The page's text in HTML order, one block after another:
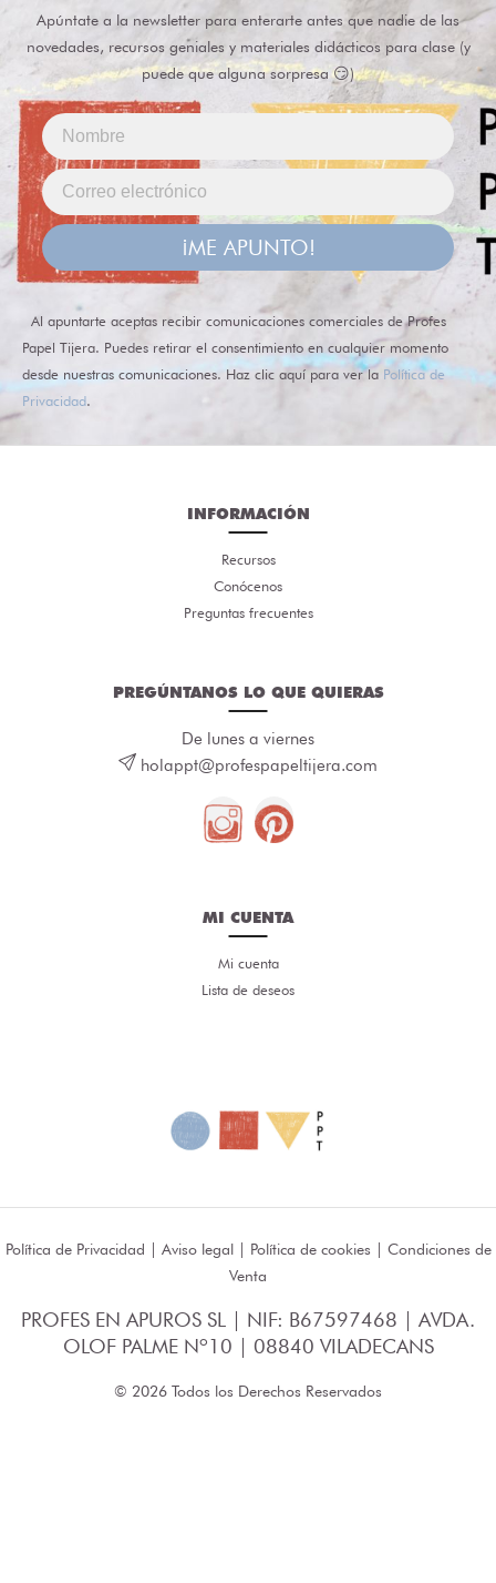
Apúntate a la newsletter para enterarte antes que nadie de las
novedades, recursos geniales y materiales didácticos para clase (y
puede que alguna sorpresa 😏)
¡ME APUNTO!
Al apuntarte aceptas recibir comunicaciones comerciales de Profes
Papel Tijera. Puedes retirar el consentimiento en cualquier momento
desde nuestras comunicaciones. Haz clic aquí para ver la Política de
Privacidad.
INFORMACIÓN
Recursos
Conócenos
Preguntas frecuentes
PREGÚNTANOS LO QUE QUIERAS
De lunes a viernes
holappt@profespapeltijera.com
MI CUENTA
Mi cuenta
Lista de deseos
Política de Privacidad | Aviso legal| Política de cookies | Condiciones de
Venta
PROFES EN APUROS SL | NIF: B67597468 | AVDA.
OLOF PALME Nº10 | 08840 VILADECANS
© 2026 Todos los Derechos Reservados